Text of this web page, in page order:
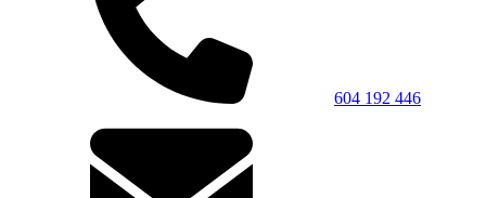
604 192 446